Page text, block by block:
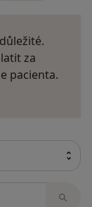
za
pacienta.